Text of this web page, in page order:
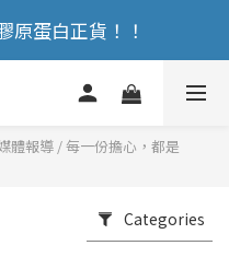
原蛋白正貨！！
原蛋白正貨！！
元』購物金
原蛋白正貨！！
體報導 /每一份擔心，都是
Categories